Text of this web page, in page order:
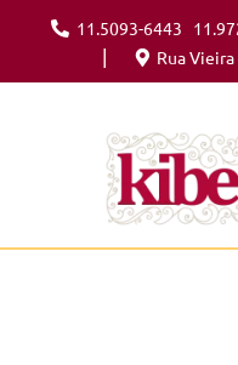
11.5093-6443
| Rua